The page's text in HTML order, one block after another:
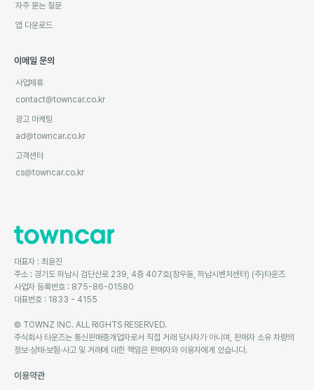
자주 묻는 질문
앱 다운로드
이메일 문의
사업제휴
contact@towncar.co.kr
광고 마케팅
ad@towncar.co.kr
고객센터
cs@towncar.co.kr
대표자 : 최윤진
주소 : 경기도 하남시 검단산로 239, 4층 407호(창우동, 하남시벤처센터) (주)타운즈
사업자 등록번호 : 875-86-01580
대표번호 : 1833 - 4155
© TOWNZ INC. ALL RIGHTS RESERVED.
주식회사 타운즈는 통신판매중개업자로서 직접 거래 당사자가 아니며, 판매자 소유 차량의
정보·상태·보험·사고 및 거래에 대한 책임은 판매자와 이용자에게 있습니다.
이용약관